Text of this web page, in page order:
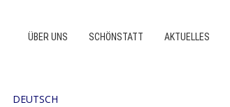
springenÜBER UNS SCHÖNSTATT AKTUELLES
DEUTSCH